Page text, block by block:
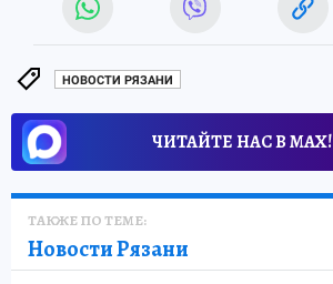
НОВОСТИ РЯЗАНИ
ЧИТАЙТЕ НАС В МАХ!
ТАКЖЕ ПО ТЕМЕ:
Новости Рязани